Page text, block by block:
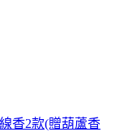
香2款(贈葫蘆香